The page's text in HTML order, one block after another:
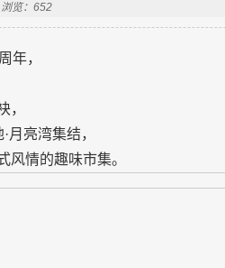
浏览：652
年，
，
月亮湾集结，
风情的趣味市集。